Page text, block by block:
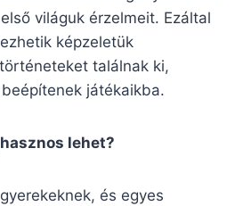
világuk érzelmeit. Ezáltal
képzeletük
találnak ki,
játékaikba.
lehet?
és egyes